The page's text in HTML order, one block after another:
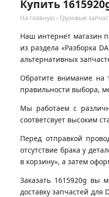
Купить
На главную › Грузовые
Наш интернет магазин
из раздела «Разборка
альтернативных
Обратите внимание на
правильности выбора,
Мы работаем с
соответсвует высоким
Перед отправкой
отсутствие брака у
в корзину», а затем
Заказать 1615920g вы
доставку запчастей